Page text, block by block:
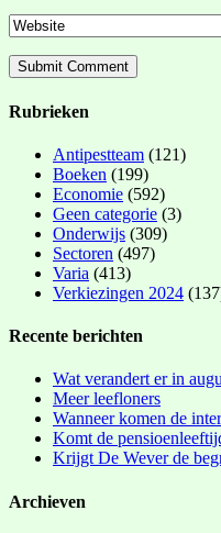
Rubrieken
Antipestteam (121)
Boeken (199)
Economie (592)
Geen categorie (3)
Onderwijs (309)
Sectoren (497)
Varia (413)
Verkiezingen 2024
Recente berichten
Wat verandert er in
Meer leefloners
Wanneer komen de
Komt de
Krijgt De Wever de
Archieven